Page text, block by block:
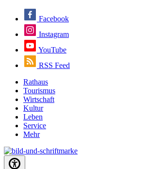
Facebook
Instagram
YouTube
RSS Feed
Rathaus
Tourismus
Wirtschaft
Kultur
Leben
Service
Mehr